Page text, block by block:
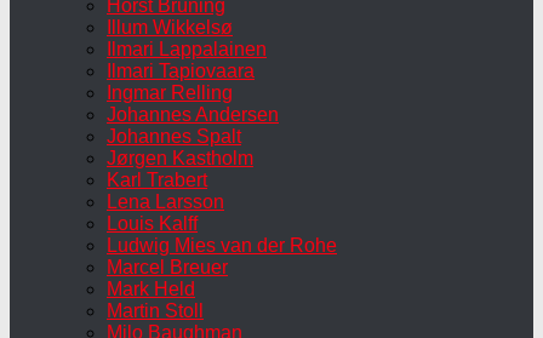
Horst Brüning
Illum Wikkelsø
Ilmari Lappalainen
Ilmari Tapiovaara
Ingmar Relling
Johannes Andersen
Johannes Spalt
Jørgen Kastholm
Karl Trabert
Lena Larsson
Louis Kalff
Ludwig Mies van der Rohe
Marcel Breuer
Mark Held
Martin Stoll
Milo Baughman